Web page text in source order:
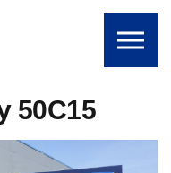
50C15